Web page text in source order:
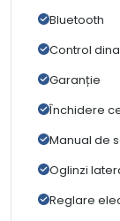
Bluetooth
Control
Garanție
Închidere
Manual de
Oglinzi
Reglare